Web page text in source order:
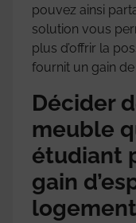
pouvez ainsi
solution vous
plus d’offrir la
fournit un gain
Décider
meuble
étudiant
gain
logement